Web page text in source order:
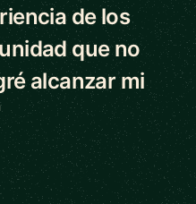
de los
que no
alcanzar mi